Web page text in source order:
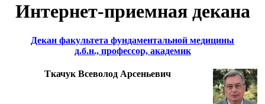
Интернет-приемная декана
Декан факультета фундаментальной медицины
д.б.н., профессор, академик
Ткачук Всеволод Арсеньевич